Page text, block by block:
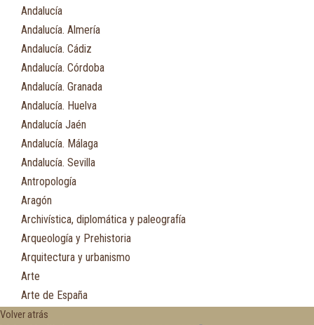
Andalucía
Andalucía. Almería
Andalucía. Cádiz
Andalucía. Córdoba
Andalucía. Granada
Andalucía. Huelva
Andalucía Jaén
Andalucía. Málaga
Andalucía. Sevilla
Antropología
Aragón
Archivística, diplomática y paleografía
Arqueología y Prehistoria
Arquitectura y urbanismo
Arte
Arte de España
Asia
Volver atrás